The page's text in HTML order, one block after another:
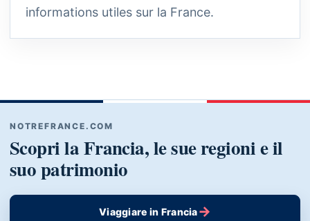
informations utiles sur la France.
NOTREFRANCE.COM
Scopri la Francia, le sue regioni e il
suo patrimonio
Viaggiare in Francia→